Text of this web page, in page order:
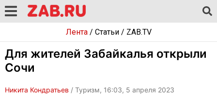
Лента/ Статьи/ ZAB.TV
Для жителей Забайкалья открыли
Сочи
Никита Кондратьев / Туризм, 16:03, 5 апреля 2023